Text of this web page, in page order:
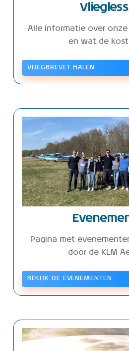
Alle informatie over
en wat de
VLIEGBREVET HALEN
Pagina met
door de KLM
BEKIJK DE EVENEMENTEN